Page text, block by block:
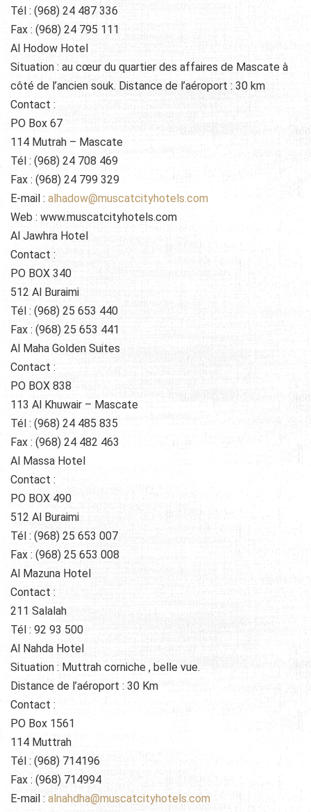
Tél : (968) 24 487 336
Fax : (968) 24 795 111
Al Hodow Hotel
Situation : au cœur du quartier des affaires de Mascate à
côté de l’ancien souk. Distance de l’aéroport : 30 km
Contact :
PO Box 67
114 Mutrah – Mascate
Tél : (968) 24 708 469
Fax : (968) 24 799 329
E-mail : alhadow@muscatcityhotels.com
Web : www.muscatcityhotels.com
Al Jawhra Hotel
Contact :
PO BOX 340
512 Al Buraimi
Tél : (968) 25 653 440
Fax : (968) 25 653 441
Al Maha Golden Suites
Contact :
PO BOX 838
113 Al Khuwair – Mascate
Tél : (968) 24 485 835
Fax : (968) 24 482 463
Al Massa Hotel
Contact :
PO BOX 490
512 Al Buraimi
Tél : (968) 25 653 007
Fax : (968) 25 653 008
Al Mazuna Hotel
Contact :
211 Salalah
Tél : 92 93 500
Al Nahda Hotel
Situation : Muttrah corniche , belle vue.
Distance de l’aéroport : 30 Km
Contact :
PO Box 1561
114 Muttrah
Tél : (968) 714196
Fax : (968) 714994
E-mail : alnahdha@muscatcityhotels.com